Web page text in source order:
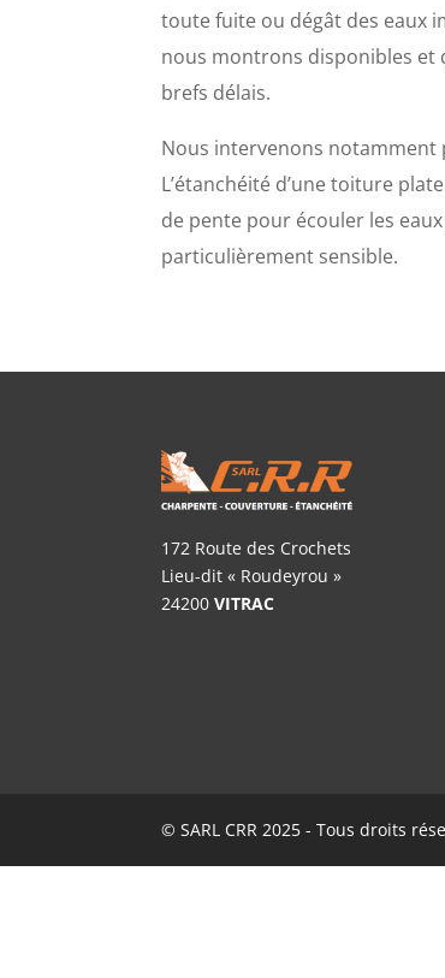
toute fuite ou dégât des eaux
nous montrons disponibles et
brefs délais.
Nous intervenons notamment
L’étanchéité d’une toiture
de pente pour écouler les
particulièrement sensible.
172 Route des Crochets
Lieu-dit « Roudeyrou »
24200VITRAC
© SARL CRR 2025 - Tous droits